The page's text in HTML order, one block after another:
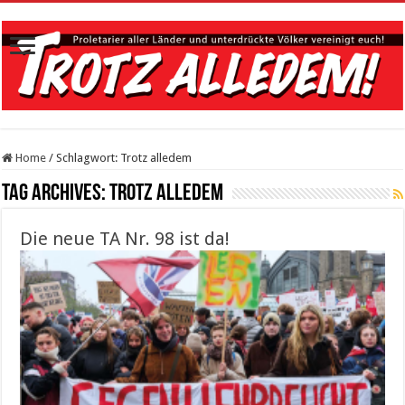
Home / Schlagwort: Trotz alledem
Tag Archives:Trotz alledem
Die neue TA Nr. 98 ist da!